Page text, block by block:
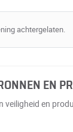
achtergelaten.
EN
veiligheid en